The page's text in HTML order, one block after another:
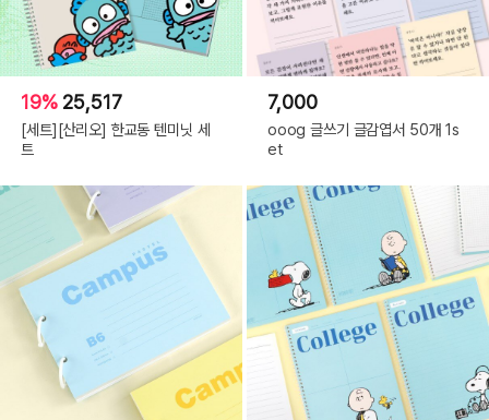
19% 25,517
[세트][산리오] 한교동 텐미닛 세
트
7,000
ooog 글쓰기 글감엽서 50개 1s
et